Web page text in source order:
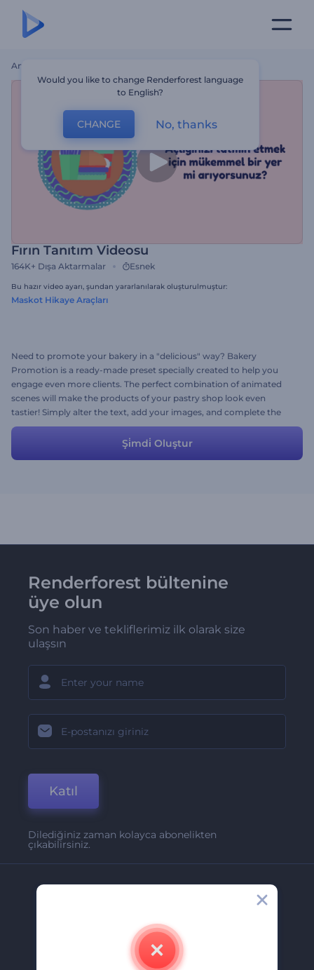
Ana Sayfa
Fırın Tanıtım Videosu
164K+ Dışa Aktarmalar Esnek
Bu hazır video ayarı, şundan yararlanılarak oluşturulmuştur:
Maskot Hikaye Araçları
Need to promote your bakery in a "delicious" way? Bakery
Promotion is a ready-made preset specially created to help you
engage even more clients. The perfect combination of animated
scenes will make the products of your pastry shop look even
tastier! Simply alter the text, add your images, and complete the
scene with festive music!
Şi̇mdi̇ Oluştur
Renderforest bültenine
üye olun
Son haber ve tekliflerimiz ilk olarak size
ulaşsın
Katıl
Dilediğiniz zaman kolayca abonelikten
çıkabilirsiniz.
İletişim
Kariyer
Would you like to change Renderforest language
to English?
CHANGE No, thanks